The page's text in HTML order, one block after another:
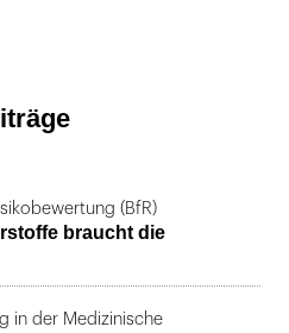
(BfR)
braucht die
in der Medizinische